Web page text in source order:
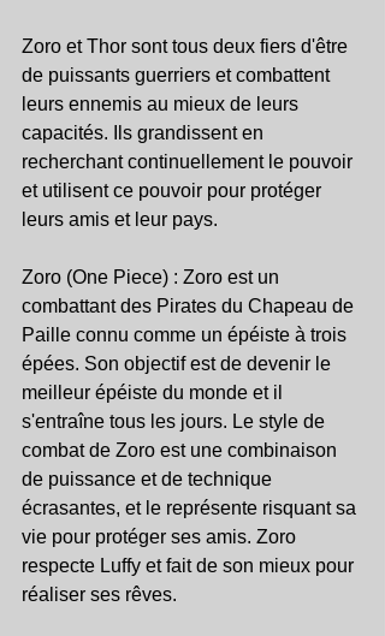
Zoro et Thor sont tous deux fiers d'être
de puissants guerriers et combattent
leurs ennemis au mieux de leurs
capacités. Ils grandissent en
recherchant continuellement le pouvoir
et utilisent ce pouvoir pour protéger
leurs amis et leur pays.
Zoro (One Piece) : Zoro est un
combattant des Pirates du Chapeau de
Paille connu comme un épéiste à trois
épées. Son objectif est de devenir le
meilleur épéiste du monde et il
s'entraîne tous les jours. Le style de
combat de Zoro est une combinaison
de puissance et de technique
écrasantes, et le représente risquant sa
vie pour protéger ses amis. Zoro
respecte Luffy et fait de son mieux pour
réaliser ses rêves.